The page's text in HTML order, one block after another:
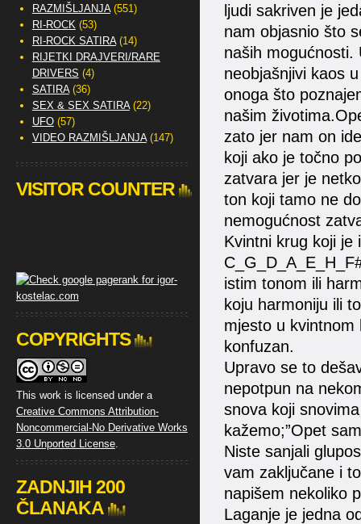
ljudi sakriven je
nam objasnio što
naših mogućnosti.
neobjašnjivi kaos
onoga što
našim
zato jer nam on
koji ako je točno
zatvara jer je
ton koji tamo ne
nemogućnost
Kvintni krug koji je
istim tonom ili
koju harmoniju ili
mjesto u kvintnom
konfuzan.
Upravo se to
nepotpun na
snova koji
kažemo;”Opet
Niste sanjali
vam zaključane i
napišem nekoliko
Laganje je jedna
RAZMIŠLJANJA(551)
RI-ROCK(53)
RI-ROCK SATIRA(14)
RIJETKI DRAJVERI/RARE
DRIVERS (4)
SATIRA(36)
SEX & SEX SATIRA(22)
UFO(57)
VIDEO RAZMIŠLJANJA(147)
VISITOR COUNTER
COPYRIGHTS
This work is licensed under a
Creative Commons Attribution-
Noncommercial-No Derivative Works
3.0 Unported License.
ZADNJIH 200
ČLANAKA